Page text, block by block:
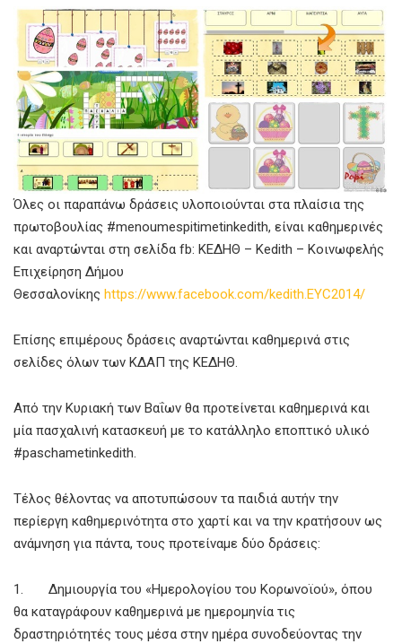
Όλες οι παραπάνω δράσεις υλοποιούνται στα πλαίσια της
πρωτοβουλίας #menoumespitimetinkedith, είναι καθημερινές
και αναρτώνται στη σελίδα fb: ΚΕΔΗΘ – Kedith – Κοινωφελής
Επιχείρηση Δήμου
Θεσσαλονίκης https://www.facebook.com/kedith.EYC2014/
Επίσης επιμέρους δράσεις αναρτώνται καθημερινά στις
σελίδες όλων των ΚΔΑΠ της ΚΕΔΗΘ.
Από την Κυριακή των Βαΐων θα προτείνεται καθημερινά και
μία πασχαλινή κατασκευή με το κατάλληλο εποπτικό υλικό
#paschametinkedith.
Τέλος θέλοντας να αποτυπώσουν τα παιδιά αυτήν την
περίεργη καθημερινότητα στο χαρτί και να την κρατήσουν ως
ανάμνηση για πάντα, τους προτείναμε δύο δράσεις:
1. Δημιουργία του «Ημερολογίου του Κορωνοϊού», όπου
θα καταγράφουν καθημερινά με ημερομηνία τις
δραστηριότητές τους μέσα στην ημέρα συνοδεύοντας την